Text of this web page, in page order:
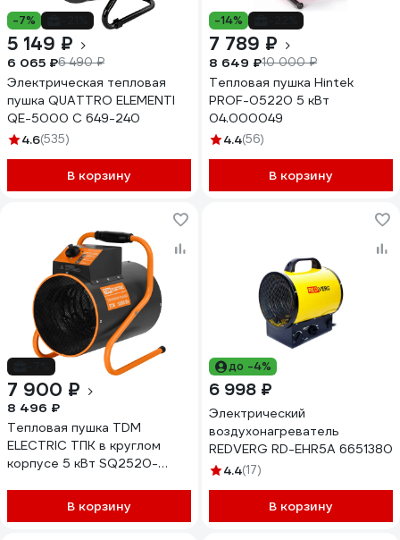
-7%
5 149 ₽
6 065 ₽6 490 ₽
Электрическая тепловая
пушка QUATTRO ELEMENTI
QE-5000 C 649-240
4.6(535)
В корзину
-14%
7 789 ₽
8 649 ₽10 000 ₽
Тепловая пушка Hintek
PROF-05220 5 кВт
04.000049
4.4(56)
В корзину
7 900 ₽
8 496 ₽
Тепловая пушка TDM
ELECTRIC ТПК в круглом
корпусе 5 кВт SQ2520-
В корзину
до -4%
6 998 ₽
Электрический
воздухонагреватель
REDVERG RD-EHR5A 6651380
4.4(17)
В корзину